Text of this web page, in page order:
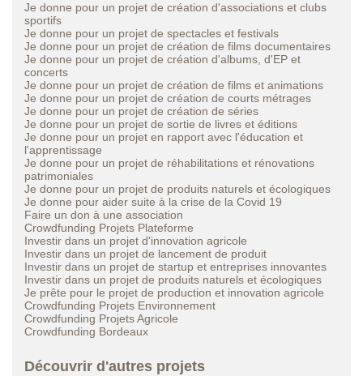
Je donne pour un projet de création d'associations et clubs
sportifs
Je donne pour un projet de spectacles et festivals
Je donne pour un projet de création de films documentaires
Je donne pour un projet de création d'albums, d'EP et
concerts
Je donne pour un projet de création de films et animations
Je donne pour un projet de création de courts métrages
Je donne pour un projet de création de séries
Je donne pour un projet de sortie de livres et éditions
Je donne pour un projet en rapport avec l'éducation et
l'apprentissage
Je donne pour un projet de réhabilitations et rénovations
patrimoniales
Je donne pour un projet de produits naturels et écologiques
Je donne pour aider suite à la crise de la Covid 19
Faire un don à une association
Crowdfunding Projets Plateforme
Investir dans un projet d'innovation agricole
Investir dans un projet de lancement de produit
Investir dans un projet de startup et entreprises innovantes
Investir dans un projet de produits naturels et écologiques
Je prête pour le projet de production et innovation agricole
Crowdfunding Projets Environnement
Crowdfunding Projets Agricole
Crowdfunding Bordeaux
Découvrir d'autres projets